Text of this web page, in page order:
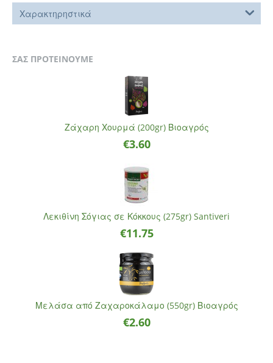
Χαρακτηρηστικά
ΣΑΣ ΠΡΟΤΕΙΝΟΥΜΕ
Ζάχαρη Χουρμά (200gr) Βιοαγρός
€3.60
Λεκιθίνη Σόγιας σε Κόκκους (275gr) Santiveri
€11.75
Μελάσα από Ζαχαροκάλαμο (550gr) Βιοαγρός
€2.60